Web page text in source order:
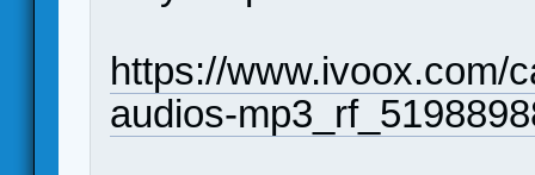
https://www.ivoox.com/
audios-